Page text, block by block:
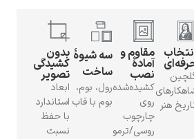
مقاوم و
آمادهٔ
نصب
کشیده‌شده
روی
چارچوب
روسی/ترمو
سه شیوهٔ
ساخت
رول، بوم،
بوم با قاب
بدون
کشیدگی
تصویر
ابعاد
استاندارد
با حفظ